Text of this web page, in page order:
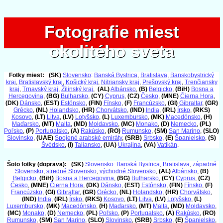
Fotografie miest
okolitého sveta
Fotografie miest
okolitého sveta
Fotky miest: (SK) Slovensko: Banská Bystrica, Bratislava, Banskobystrický
kraj, Bratislavský kraj, Košický kraj, Nitriansky kraj, Prešovský kraj, Trenčiansky
kraj, Trnavský kraj, Žilinský kraj, (AL)Albánsko, (B) Belgicko, (BiH) Bosna a
Hercegovina, (BG) Bulharsko, (CY) Cyprus, (CZ) Česko, (MNE) Čierna Hora,
(DK) Dánsko, (EST) Estónsko, (FIN) Fínsko, (F) Francúzsko, (GI) Gibraltar, (GR)
Grécko, (NL) Holandsko, (HR) Chorvátsko, (IND) India, (IRL) Írsko, (RKS)
Kosovo, (LT) Litva, (LV) Lotyšsko, (L) Luxembursko, (MK) Macedónsko, (H)
Maďarsko, (MT) Malta, (MD) Moldavsko, (MC) Monako, (D) Nemecko, (PL)
Poľsko, (P) Portugalsko, (A) Rakúsko, (RO) Rumunsko, (SM) San Marino, (SLO)
Slovinsko, (UAE) Spojené arabské emiráty, (SRB) Srbsko, (E) Španielsko, (S)
Švédsko, (I) Taliansko, (UA) Ukrajina, (VA) Vatikán.
Šoto fotky (doprava): (SK) Slovensko: Banská Bystrica, Bratislava, západné
Slovensko, stredné Slovensko, východné Slovensko, (AL)Albánsko, (B)
Belgicko, (BiH) Bosna a Hercegovina, (BG) Bulharsko, (CY) Cyprus, (CZ)
Česko, (MNE) Čierna Hora, (DK) Dánsko, (EST) Estónsko, (FIN) Fínsko, (F)
Francúzsko, (GI) Gibraltar, (GR) Grécko, (NL) Holandsko, (HR) Chorvátsko,
(IND) India, (IRL) Írsko, (RKS) Kosovo, (LT) Litva, (LV) Lotyšsko, (L)
Luxembursko, (MK) Macedónsko, (H) Maďarsko, (MT) Malta, (MD) Moldavsko,
(MC) Monako, (D) Nemecko, (PL) Poľsko, (P) Portugalsko, (A) Rakúsko, (RO)
Rumunsko, (SM) San Marino, (SLO) Slovinsko, (SRB) Srbsko, (E) Španielsko,